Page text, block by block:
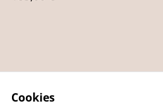
Cookies